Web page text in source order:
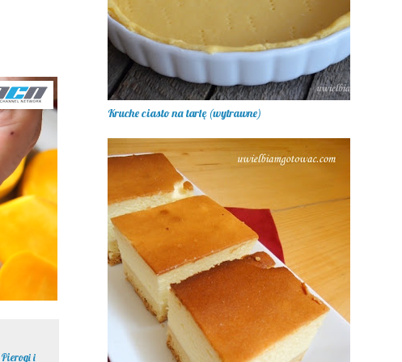
Pierogi i
Kruche ciasto na tartę (wytrawne)